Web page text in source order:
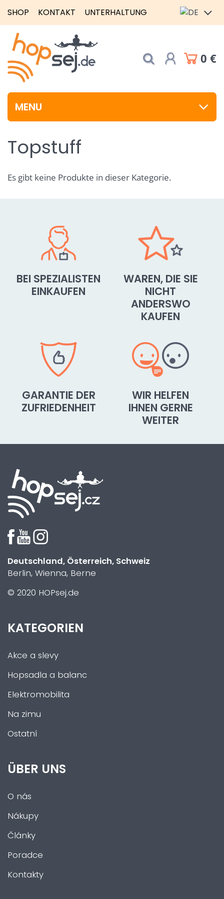
SHOP KONTAKT UNTERHALTUNG
0 €
MENU
Topstuff
Es gibt keine Produkte in dieser Kategorie.
BEI SPEZIALISTEN
EINKAUFEN
WAREN, DIE SIE
NICHT
ANDERSWO
KAUFEN
GARANTIE DER
ZUFRIEDENHEIT
WIR HELFEN
IHNEN GERNE
WEITER
Deutschland, Österreich, Schweiz
Berlin, Wienna, Berne
© 2020 HOPsej.de
KATEGORIEN
Akce a slevy
Hopsadla a balanc
Elektromobilita
Na zimu
Ostatní
ÜBER UNS
O nás
Nákupy
Články
Poradce
Kontakty